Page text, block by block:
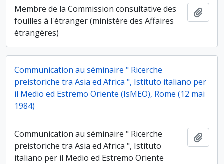
Membre de la Commission consultative des
fouilles à l'étranger (ministère des Affaires
étrangères)
Communication au séminaire " Ricerche
preistoriche tra Asia ed Africa ", Istituto italiano per
il Medio ed Estremo Oriente (IsMEO), Rome (12 mai
1984)
Communication au séminaire " Ricerche
preistoriche tra Asia ed Africa ", Istituto
italiano per il Medio ed Estremo Oriente